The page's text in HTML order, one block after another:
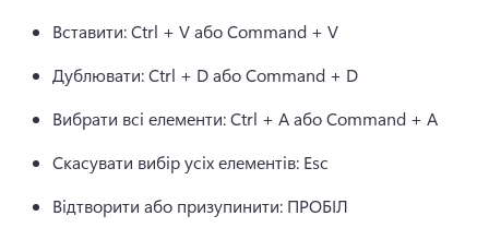
Вставити: Ctrl + V або Command + V
Дублювати: Ctrl + D або Command + D
Вибрати всі елементи: Ctrl + A або Command + A
Скасувати вибір усіх елементів: Esc
Відтворити або призупинити: ПРОБІЛ